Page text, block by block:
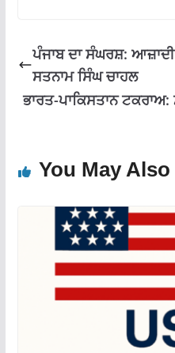
k p
ਪੰਜਾਬ ਦਾ ਸੰਘਰਸ਼:
ਸਤਨਾਮ ਸਿੰਘ ਚਾਹਲ
ਭਾਰਤ-ਪਾਕਿਸਤਾਨ
You May